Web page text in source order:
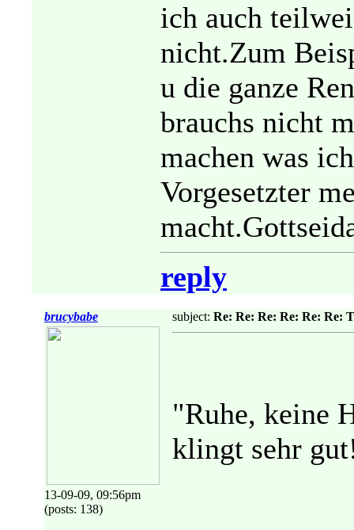
ich auch
nicht.Zum
u die ganze
brauchs nicht
machen was
Vorgesetzter
reply
brucybabe
13-09-09, 09:56pm
(posts: 138)
subject: Re: Re: Re: Re: Re: Re:
"Ruhe, keine
klingt sehr